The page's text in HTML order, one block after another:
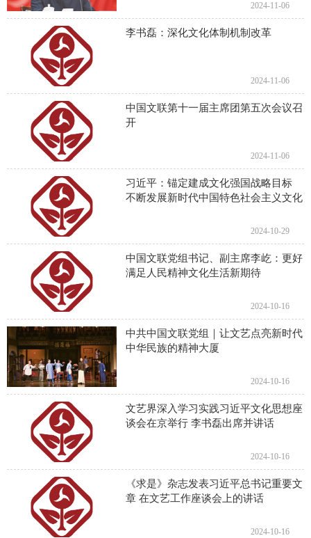
2024-11-06
李书磊：深化文化体制机制改革
2024-11-06
中国文联第十一届主席团第五次会议召
开
2024-11-06
习近平：锚定建成文化强国战略目标
不断发展新时代中国特色社会主义文化
2024-10-29
中国文联党组书记、副主席李屹：更好
满足人民精神文化生活新期待
2024-10-16
中共中国文联党组｜让文艺点亮新时代
中华民族的精神大厦
2024-10-16
文艺界深入学习实践习近平文化思想座
谈会在京举行 李书磊出席并讲话
2024-10-16
《求是》杂志发表习近平总书记重要文
章 在文艺工作座谈会上的讲话
2024-10-16